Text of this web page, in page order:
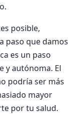
posible,
paso que damos
es un paso
y autónoma. El
podría ser más
mayor
por tu salud.